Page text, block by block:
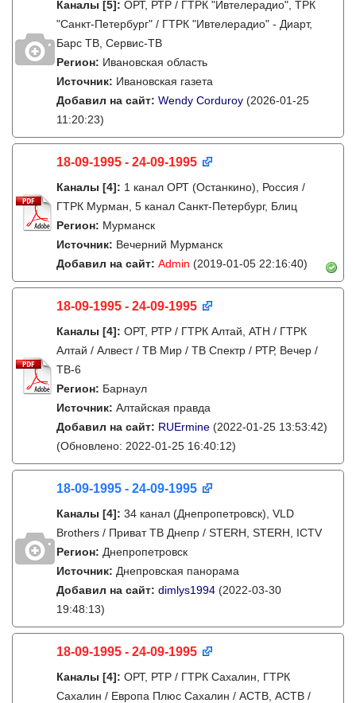
Каналы [5]: ОРТ, РТР / ГТРК "Ивтелерадио", ТРК
"Санкт-Петербург" / ГТРК "Ивтелерадио" - Диарт,
Барс ТВ, Сервис-ТВ
Регион: Ивановская область
Источник: Ивановская газета
Добавил на сайт: Wendy Corduroy (2026-01-25
11:20:23)
18-09-1995 - 24-09-1995
Каналы [4]: 1 канал ОРТ (Останкино), Россия /
ГТРК Мурман, 5 канал Санкт-Петербург, Блиц
Регион: Мурманск
Источник: Вечерний Мурманск
Добавил на сайт: Admin (2019-01-05 22:16:40)
18-09-1995 - 24-09-1995
Каналы [4]: ОРТ, РТР / ГТРК Алтай, АТН / ГТРК
Алтай / Алвест / ТВ Мир / ТВ Спектр / РТР, Вечер /
ТВ-6
Регион: Барнаул
Источник: Алтайская правда
Добавил на сайт: RUErmine (2022-01-25 13:53:42)
(Обновлено: 2022-01-25 16:40:12)
18-09-1995 - 24-09-1995
Каналы [4]: 34 канал (Днепропетровск), VLD
Brothers / Приват ТВ Днепр / STERH, STERH, ICTV
Регион: Днепропетровск
Источник: Днепровская панорама
Добавил на сайт: dimlys1994 (2022-03-30
19:48:13)
18-09-1995 - 24-09-1995
Каналы [4]: ОРТ, РТР / ГТРК Сахалин, ГТРК
Сахалин / Европа Плюс Сахалин / АСТВ, АСТВ /